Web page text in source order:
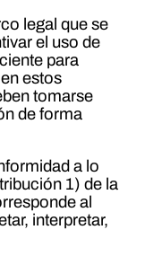
legal que se
el uso de
para
estos
tomarse
de forma
a lo
1) de la
al
interpretar,